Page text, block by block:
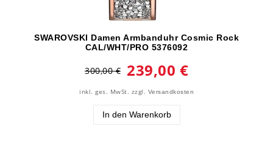
SWAROVSKI Damen Armbanduhr Cosmic Rock
CAL/WHT/PRO 5376092
300,00 € 239,00 €
inkl. ges. MwSt. zzgl. Versandkosten
In den Warenkorb